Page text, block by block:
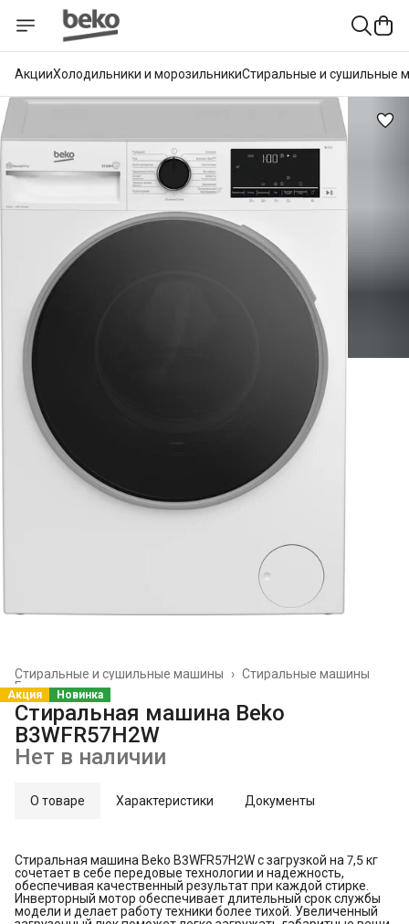
АкцииХолодильники и морозильникиСтиральные и сушильные
Стиральные машины
Стиральные и сушильные машины
›
Главная ›
Акция Новинка
Стиральная машина Beko
B3WFR57H2W
Нет в наличии
О товаре Характеристики Документы
Стиральная машина Beko B3WFR57H2W с загрузкой на 7,5 кг
сочетает в себе передовые технологии и надежность,
обеспечивая качественный результат при каждой стирке.
Инверторный мотор обеспечивает длительный срок службы
модели и делает работу техники более тихой. Увеличенный